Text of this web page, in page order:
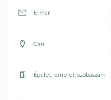
E-mail
Cím
Épület, emelet, szobaszám